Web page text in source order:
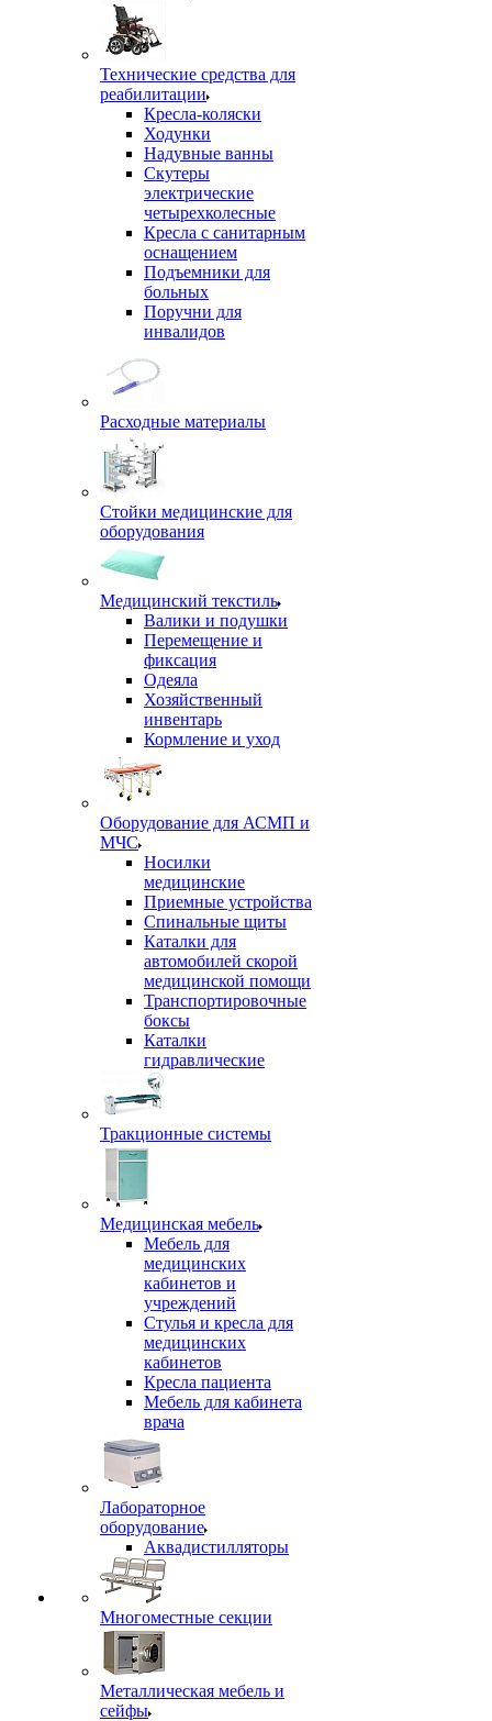
Технические средства для
реабилитации
Кресла-коляски
Ходунки
Надувные ванны
Скутеры
электрические
четырехколесные
Кресла с санитарным
оснащением
Подъемники для
больных
Поручни для
инвалидов
Расходные материалы
Стойки медицинские для
оборудования
Медицинский текстиль
Валики и подушки
Перемещение и
фиксация
Одеяла
Хозяйственный
инвентарь
Кормление и уход
Оборудование для АСМП и
МЧС
Носилки
медицинские
Приемные устройства
Спинальные щиты
Каталки для
автомобилей скорой
медицинской помощи
Транспортировочные
боксы
Каталки
гидравлические
Тракционные системы
Медицинская мебель
Мебель для
медицинских
кабинетов и
учреждений
Стулья и кресла для
медицинских
кабинетов
Кресла пациента
Мебель для кабинета
врача
Лабораторное
оборудование
Аквадистилляторы
Многоместные секции
Металлическая мебель и
сейфы